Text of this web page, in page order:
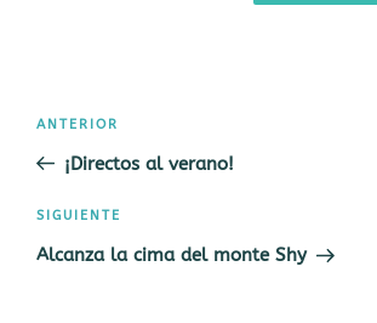
Navegación
entradas
Entrada
anterior:
ANTERIOR
¡Directos al verano!
Siguiente
entrada
SIGUIENTE
Alcanza la cima del monte Shy